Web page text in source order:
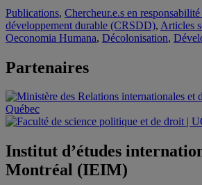
Publications, Chercheur.e.s en
développement durable (CRSDD), Articles
Oeconomia Humana, Décolonisation,
Partenaires
Institut d’études
Montréal (IEIM)